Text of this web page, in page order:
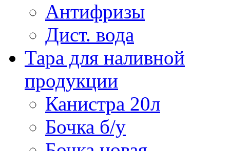
Антифризы
Дист. вода
Тара для наливной
продукции
Канистра 20л
Бочка б/у